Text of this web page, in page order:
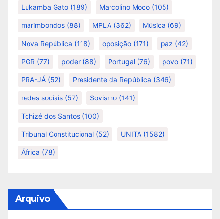
Lukamba Gato (189) Marcolino Moco (105)
marimbondos (88) MPLA (362) Música (69)
Nova República (118) oposição (171) paz (42)
PGR (77) poder (88) Portugal (76) povo (71)
PRA-JÁ (52) Presidente da República (346)
redes sociais (57) Sovismo (141)
Tchizé dos Santos (100)
Tribunal Constitucional (52) UNITA (1582)
África (78)
Arquivo